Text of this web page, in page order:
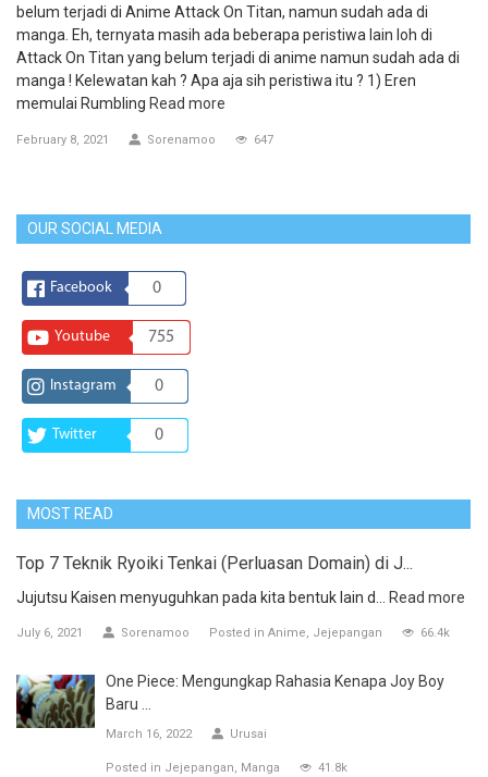
belum terjadi di Anime Attack On Titan, namun sudah ada di
manga. Eh, ternyata masih ada beberapa peristiwa lain loh di
Attack On Titan yang belum terjadi di anime namun sudah ada di
manga ! Kelewatan kah ? Apa aja sih peristiwa itu ? 1) Eren
memulai Rumbling Read more
February 8, 2021 Sorenamoo 647
OUR SOCIAL MEDIA
Facebook 0
Youtube 755
Instagram 0
Twitter 0
MOST READ
Top 7 Teknik Ryoiki Tenkai (Perluasan Domain) di J...
Jujutsu Kaisen menyuguhkan pada kita bentuk lain d... Read more
July 6, 2021 Sorenamoo Posted in Anime Jejepangan 66.4k
One Piece: Mengungkap Rahasia Kenapa Joy Boy
Baru ...
March 16, 2022 Urusai
Posted in Jejepangan Manga 41.8k